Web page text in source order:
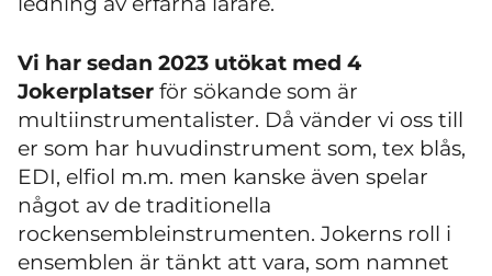
Vi har sedan 2023 utökat med 4
Jokerplatser för sökande som är
multiinstrumentalister. Då vänder vi oss till
er som har huvudinstrument som, tex blås,
EDI, elfiol m.m. men kanske även spelar
något av de traditionella
rockensembleinstrumenten. Jokerns roll i
ensemblen är tänkt att vara, som namnet